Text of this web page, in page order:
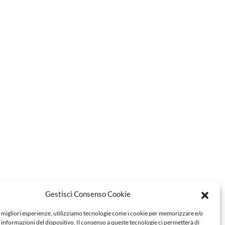
Gestisci Consenso Cookie
esperienze, utilizziamo tecnologie come i cookie per memorizzare e/o
informazioni del dispositivo. Il consenso a queste tecnologie ci permetterà di